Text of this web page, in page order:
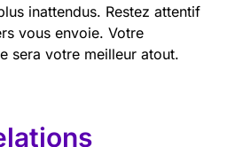
inattendus. Restez attentif
vous envoie. Votre
sera votre meilleur atout.